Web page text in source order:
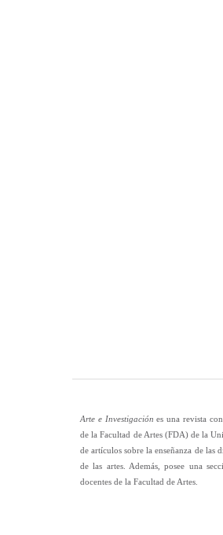
Arte e Investigación es una revista
de la Facultad de Artes (FDA) de la
de artículos sobre la enseñanza de
de las artes. Además, posee una
docentes de la Facultad de Artes.